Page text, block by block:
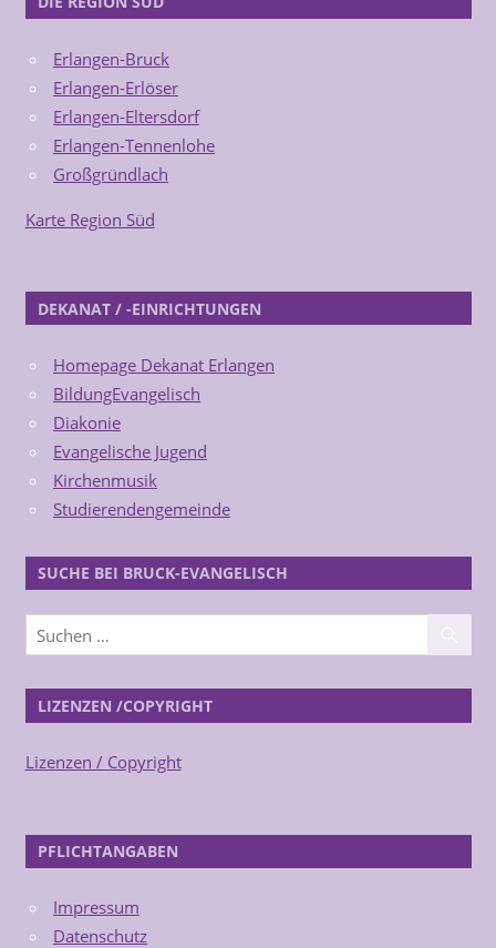
Erlangen-Bruck
Erlangen-Erlöser
Erlangen-Eltersdorf
Erlangen-Tennenlohe
Großgründlach
Karte Region Süd
DEKANAT / -EINRICHTUNGEN
Homepage Dekanat Erlangen
BildungEvangelisch
Diakonie
Evangelische Jugend
Kirchenmusik
Studierendengemeinde
SUCHE BEI BRUCK-EVANGELISCH
LIZENZEN /COPYRIGHT
Lizenzen / Copyright
PFLICHTANGABEN
Impressum
Datenschutz